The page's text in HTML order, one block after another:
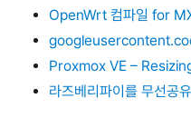
OpenWrt 컴파일 for
Proxmox VE –
라즈베리파이를 무선공